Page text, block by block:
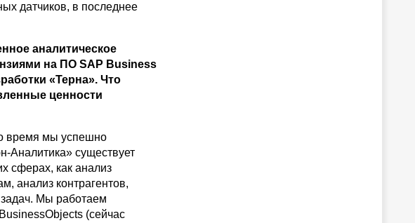
датчиков, в последнее
аналитическое
на ПО SAP Business
«Терна». Что
ценности
время мы успешно
Аналитика» существует
сферах, как анализ
анализ контрагентов,
Мы работаем
(сейчас